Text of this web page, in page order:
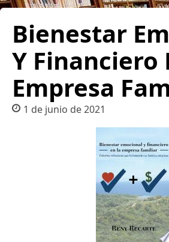
Bienestar
Y Financiero
Empresa
1 de junio de 2021